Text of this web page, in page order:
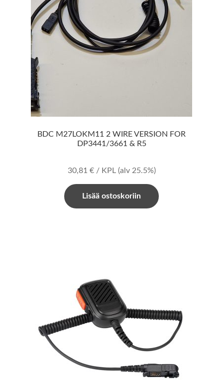
BDC M27LOKM11 2 WIRE VERSION FOR
DP3441/3661 & R5
30,81 €/ KPL (alv 25.5%)
Lisää ostoskoriin